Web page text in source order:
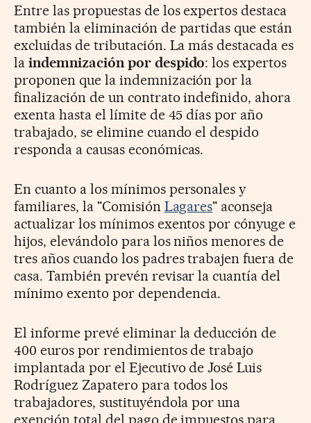
Entre las propuestas de los expertos destaca
también la eliminación de partidas que están
excluidas de tributación. La más destacada es
la indemnización por despido: los expertos
proponen que la indemnización por la
finalización de un contrato indefinido, ahora
exenta hasta el límite de 45 días por año
trabajado, se elimine cuando el despido
responda a causas económicas.
En cuanto a los mínimos personales y
familiares, la "Comisión Lagares" aconseja
actualizar los mínimos exentos por cónyuge e
hijos, elevándolo para los niños menores de
tres años cuando los padres trabajen fuera de
casa. También prevén revisar la cuantía del
mínimo exento por dependencia.
El informe prevé eliminar la deducción de
400 euros por rendimientos de trabajo
implantada por el Ejecutivo de José Luis
Rodríguez Zapatero para todos los
trabajadores, sustituyéndola por una
exención total del pago de impuestos para